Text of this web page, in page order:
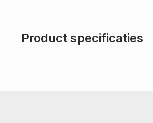
Product specificaties